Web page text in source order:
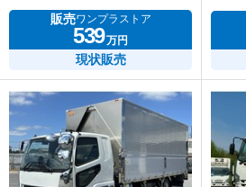
販売ワンプラストア
539万円
現状販売